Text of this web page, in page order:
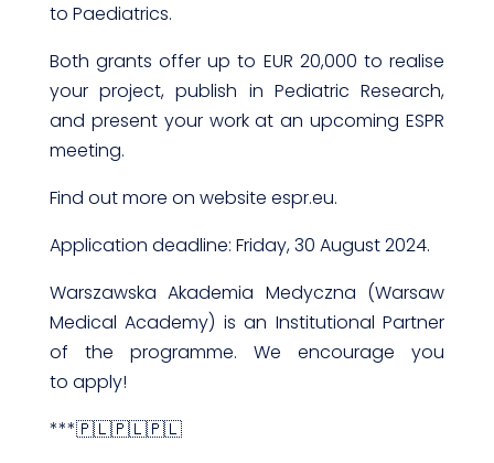
to Paediatrics.
Both grants offer up to EUR 20,000 to realise
your project, publish in Pediatric Research,
and present your work at an upcoming ESPR
meeting.
Find out more on website espr.eu.
Application deadline: Friday, 30 August 2024.
Warszawska Akademia Medyczna (Warsaw
Medical Academy) is an Institutional Partner
of the programme. We encourage you
to apply!
***🇵🇱🇵🇱🇵🇱